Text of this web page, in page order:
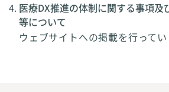
医療DX推進の体制に関する事項及
等について
ウェブサイトへの掲載を行ってい